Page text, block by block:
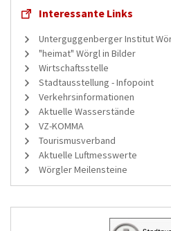
Interessante Links
Unterguggenberger Institut
"heimat" Wörgl in Bilder
Wirtschaftsstelle
Stadtausstellung - Infopoint
Verkehrsinformationen
Aktuelle Wasserstände
VZ-KOMMA
Tourismusverband
Aktuelle Luftmesswerte
Wörgler Meilensteine